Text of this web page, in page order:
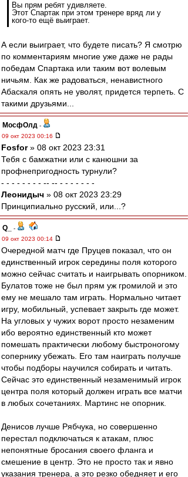
Вы прям ребят удивляете.
Этот Спартак при этом тренере вряд ли у
кого-то ещё выиграет.
А если выиграет, что будете писать? Я смотрю
по комментариям многие уже даже не рады
победам Спартака или таким вот волевым
ничьям. Как же радоваться, ненавистного
Абаскаля опять не уволят, придется терпеть. С
такими друзьями...
МосфОлд -
09 окт 2023 00:16
Fosfor» 08 окт 2023 23:31
Тебя с бамжатни или с канюшни за
профнепригодность турнули?
- - - - - - - - -- -- - - - - - - -
Леонидыч » 08 окт 2023 23:29
Принципиально русский, или...?
Q_
-
09 окт 2023 00:14
Очередной матч где Пруцев показал, что он
единственный игрок середины поля которого
можно сейчас считать и наигрывать опорником.
Булатов тоже не был прям уж громилой и это
ему не мешало там играть. Нормально читает
игру, мобильный, успевает закрыть где может.
На угловых у чужих ворот просто незаменим
ибо вероятно единственный кто может
помешать практически любому быстроногому
сопернику убежать. Его там наиграть получше
чтобы подборы научился собирать и читать.
Сейчас это единственный незаменимый игрок
центра поля который должен играть все матчи
в любых сочетаниях. Мартинс не опорник.
Денисов лучше Рябчука, но совершенно
перестал подключаться к атакам, плюс
непонятные бросания своего фланга и
смешение в центр. Это не просто так и явно
указания тренера, а это резко обедняет и его